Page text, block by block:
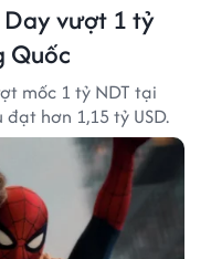
Day vượt 1 tỷ
Quốc
mốc 1 tỷ NDT tại
hơn 1,15 tỷ USD.